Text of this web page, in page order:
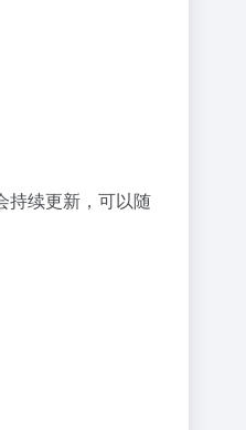
持续更新，可以随